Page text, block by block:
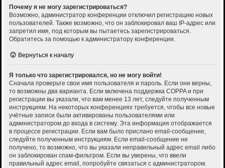
Почему я не могу зарегистрироваться?
Возможно, администратор конференции отключил регистрацию новых
пользователей. Также возможно, что он заблокировал ваш IP-адрес или
запретил имя, под которым вы пытаетесь зарегистрироваться.
Обратитесь за помощью к администратору конференции.
Вернуться к началу
Я только что зарегистрировался, но не могу войти!
Сначала проверьте свои имя пользователя и пароль. Если они верны,
то возможны два варианта. Если включена поддержка COPPA и при
регистрации вы указали, что вам менее 13 лет, следуйте полученным
инструкциям. На некоторых конференциях требуется, чтобы все новые
учётные записи были активированы пользователями или
администратором до входа в систему. Эта информация отображается
в процессе регистрации. Если вам было прислано email-сообщение,
следуйте полученным инструкциям. Если email-сообщение не
получено, то возможно, что вы указали неправильный адрес email либо
он заблокирован спам-фильтром. Если вы уверены, что ввели
правильный адрес email, попробуйте связаться с администратором.